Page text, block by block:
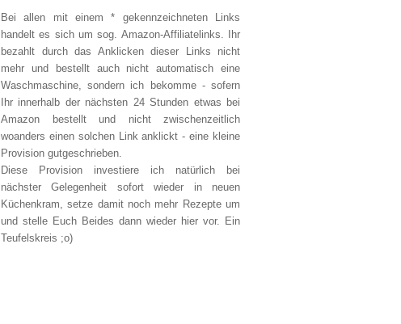
Bei allen mit einem * gekennzeichneten Links
handelt es sich um sog. Amazon-Affiliatelinks. Ihr
bezahlt durch das Anklicken dieser Links nicht
mehr und bestellt auch nicht automatisch eine
Waschmaschine, sondern ich bekomme - sofern
Ihr innerhalb der nächsten 24 Stunden etwas bei
Amazon bestellt und nicht zwischenzeitlich
woanders einen solchen Link anklickt - eine kleine
Provision gutgeschrieben.
Diese Provision investiere ich natürlich bei
nächster Gelegenheit sofort wieder in neuen
Küchenkram, setze damit noch mehr Rezepte um
und stelle Euch Beides dann wieder hier vor. Ein
Teufelskreis ;o)